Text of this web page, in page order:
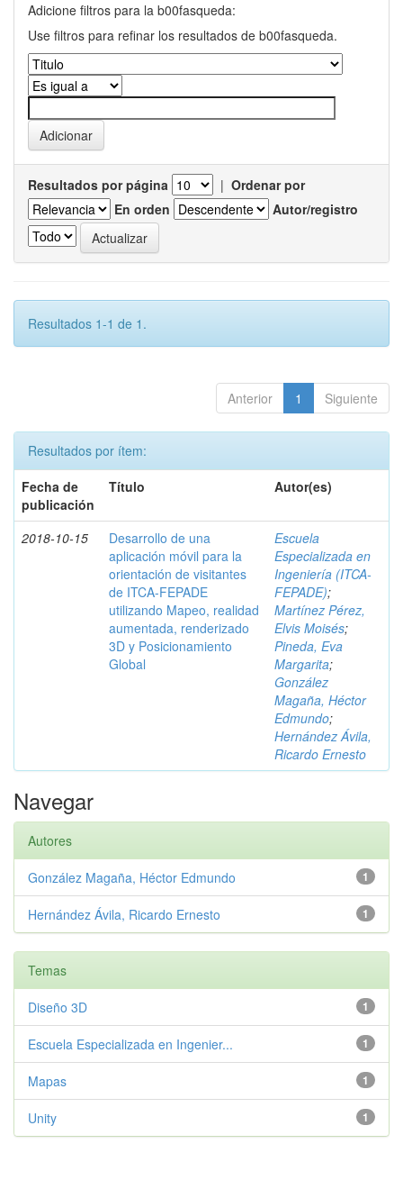
Adicione filtros para la b00fasqueda:
Use filtros para refinar los resultados de b00fasqueda.
Resultados por página | Ordenar por
En orden
Autor/registro
Resultados 1-1 de 1.
Anterior 1 Siguiente
Resultados por ítem:
Fecha de
publicación
Título Autor(es)
2018-10-15
Desarrollo de una
aplicación móvil para la
orientación de visitantes
de ITCA-FEPADE
utilizando Mapeo, realidad
aumentada, renderizado
3D y Posicionamiento
Global
Escuela
Especializada en
Ingeniería (ITCA-
FEPADE);
Martínez Pérez,
Elvis Moisés;
Pineda, Eva
Margarita;
González
Magaña, Héctor
Edmundo;
Hernández Ávila,
Ricardo Ernesto
Navegar
Autores
1
González Magaña, Héctor Edmundo
1
Hernández Ávila, Ricardo Ernesto
Temas
1
Diseño 3D
1
Escuela Especializada en Ingenier...
1
Mapas
1
Unity